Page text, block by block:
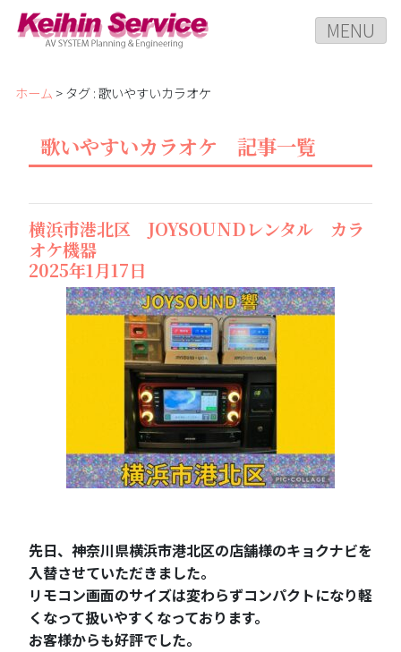
MENU
ホーム > タグ : 歌いやすいカラオケ
歌いやすいカラオケ 記事一覧
横浜市港北区 JOYSOUNDレンタル カラ
オケ機器
2025年1月17日
先日、神奈川県横浜市港北区の店舗様のキョクナビを
入替させていただきました。
リモコン画面のサイズは変わらずコンパクトになり軽
くなって扱いやすくなっております。
お客様からも好評でした。